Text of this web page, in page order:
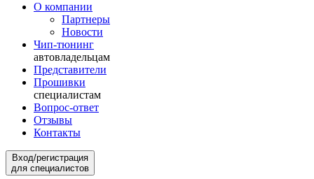
О компании
Партнеры
Новости
Чип-тюнинг
автовладельцам
Представители
Прошивки
специалистам
Вопрос-ответ
Отзывы
Контакты
Вход/регистрация
для специалистов